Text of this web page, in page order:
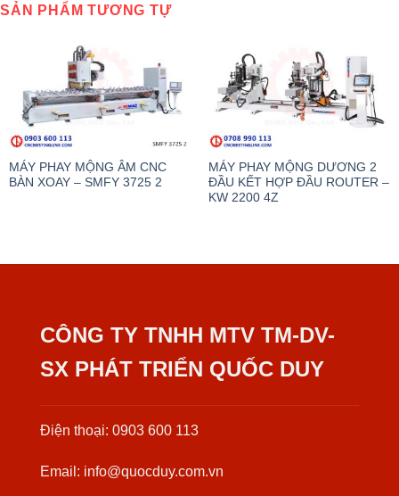
SẢN PHẨM TƯƠNG TỰ
MÁY PHAY MỘNG ÂM CNC
BÀN XOAY – SMFY 3725 2
MÁY PHAY MỘNG DƯƠNG 2
ĐẦU KẾT HỢP ĐẦU ROUTER –
KW 2200 4Z
CÔNG TY TNHH MTV TM-DV-
SX PHÁT TRIỂN QUỐC DUY
Điện thoại: 0903 600 113
Email: info@quocduy.com.vn